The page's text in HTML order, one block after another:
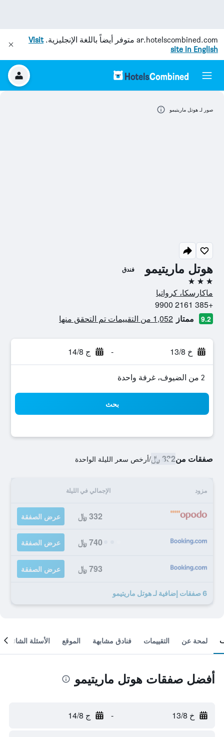
ar.hotelscombined.com متوفر أيضاً باللغة الإنجليزية.Visit
site in English
هوتل ماريتيمو فندق
3 نجوم
ماكارسكا، كرواتيا
+385 2161 9900
9.2 ممتاز 1,052 من التقييمات تم التحقق منها
خ 13/8 - ج 14/8
2 من الضيوف، غرفة واحدة
بحث
صفقات من332 ﷼ /أرخص سعر الليلة الواحدة
مزود الإجمالي في الليلة
332 ﷼ عرض الصفقة
740 ﷼ عرض الصفقة
793 ﷼ عرض الصفقة
6 صفقات إضافية لـ هوتل ماريتيمو
صور لـ هوتل ماريتيمو
لمحة عن التقييمات فنادق مشابهة الموقع الأسئلة الشائعة
أفضل صفقات هوتل ماريتيمو
خ 13/8 - ج 14/8